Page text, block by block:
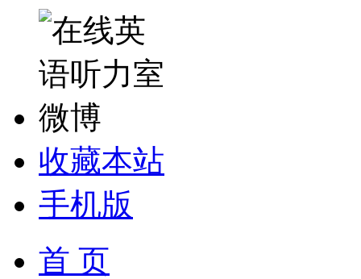
收藏本站
手机版
首 页